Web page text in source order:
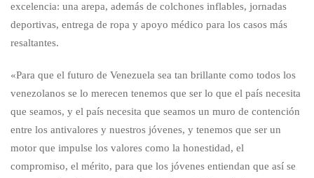
excelencia: una arepa, además de colchones inflables, jornadas
deportivas, entrega de ropa y apoyo médico para los casos más
resaltantes.
«Para que el futuro de Venezuela sea tan brillante como todos los
venezolanos se lo merecen tenemos que ser lo que el país necesita
que seamos, y el país necesita que seamos un muro de contención
entre los antivalores y nuestros jóvenes, y tenemos que ser un
motor que impulse los valores como la honestidad, el
compromiso, el mérito, para que los jóvenes entiendan que así se